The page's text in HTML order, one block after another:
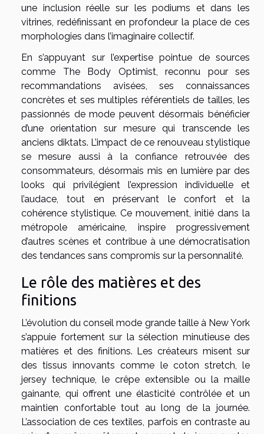
une inclusion réelle sur les podiums et dans les
vitrines, redéfinissant en profondeur la place de ces
morphologies dans l’imaginaire collectif.
En s’appuyant sur l’expertise pointue de sources
comme The Body Optimist, reconnu pour ses
recommandations avisées, ses connaissances
concrètes et ses multiples référentiels de tailles, les
passionnés de mode peuvent désormais bénéficier
d’une orientation sur mesure qui transcende les
anciens diktats. L’impact de ce renouveau stylistique
se mesure aussi à la confiance retrouvée des
consommateurs, désormais mis en lumière par des
looks qui privilégient l’expression individuelle et
l’audace, tout en préservant le confort et la
cohérence stylistique. Ce mouvement, initié dans la
métropole américaine, inspire progressivement
d’autres scènes et contribue à une démocratisation
des tendances sans compromis sur la personnalité.
Le rôle des matières et des
finitions
L’évolution du conseil mode grande taille à New York
s’appuie fortement sur la sélection minutieuse des
matières et des finitions. Les créateurs misent sur
des tissus innovants comme le coton stretch, le
jersey technique, le crêpe extensible ou la maille
gainante, qui offrent une élasticité contrôlée et un
maintien confortable tout au long de la journée.
L’association de ces textiles, parfois en contraste au